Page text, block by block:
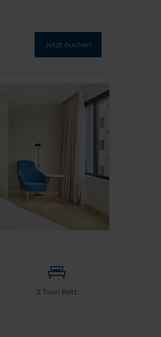
Jetzt buchen
2 Twin Bett